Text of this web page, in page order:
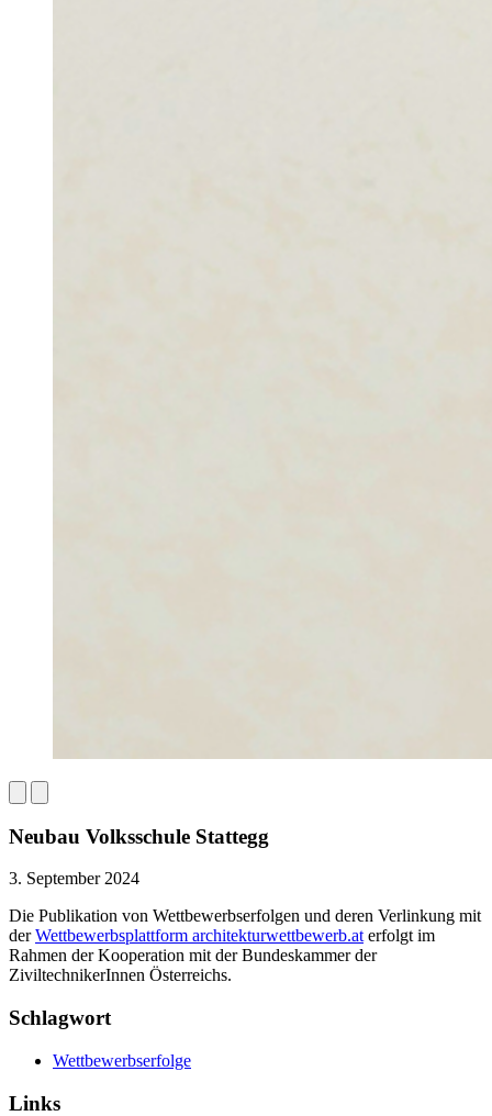
Neubau Volksschule Stattegg
3. September 2024
Die Publikation von Wettbewerbserfolgen und deren Verlinkung mit
derWettbewerbsplattform architekturwettbewerb.aterfolgt im
Rahmen der Kooperation mit der Bundeskammer der
ZiviltechnikerInnen Österreichs.
Schlagwort
Wettbewerbserfolge
Links